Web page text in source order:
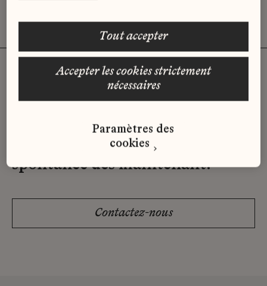
Vous n'avez pas trouvé d'offre
qui correspond à votre profil ?
Envoyez-nous votre candidature
spontanée dès maintenant.
Contactez-nous
accepter les cookies strictement
nécessaires
tout accepter
Paramètres des
cookies